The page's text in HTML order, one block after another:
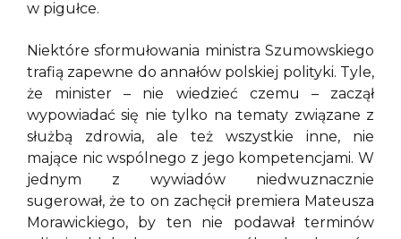
w pigułce.
Niektóre sformułowania ministra Szumowskiego
trafią zapewne do annałów polskiej polityki. Tyle,
że minister – nie wiedzieć czemu – zaczął
wypowiadać się nie tylko na tematy związane z
służbą zdrowia, ale też wszystkie inne, nie
mające nic wspólnego z jego kompetencjami. W
jednym z wywiadów niedwuznacznie
sugerował, że to on zachęcił premiera Mateusza
Morawickiego, by ten nie podawał terminów